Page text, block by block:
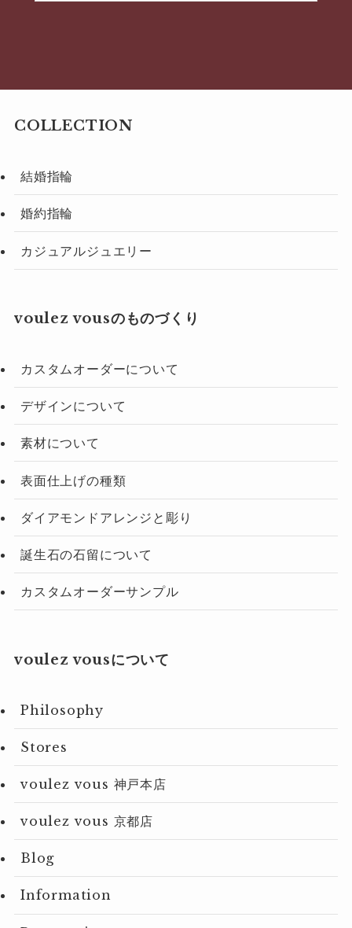
COLLECTION
結婚指輪
婚約指輪
カジュアルジュエリー
voulez vousのものづくり
カスタムオーダーについて
デザインについて
素材について
表面仕上げの種類
ダイアモンドアレンジと彫り
誕生石の石留について
カスタムオーダーサンプル
voulez vousについて
Philosophy
Stores
voulez vous 神戸本店
voulez vous 京都店
Blog
Information